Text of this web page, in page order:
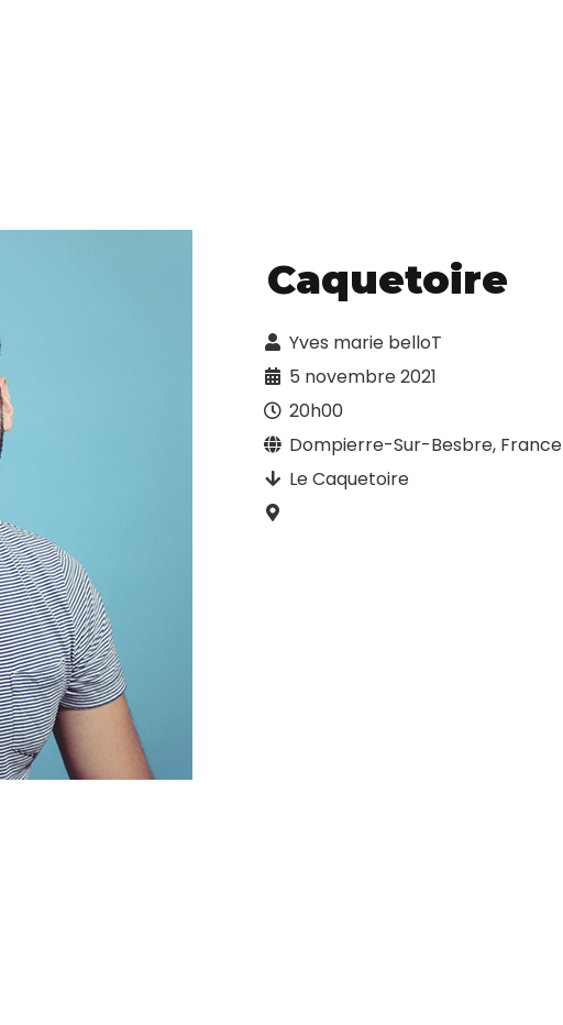
Caquetoire
Yves marie belloT
5 novembre 2021
20h00
Dompierre-Sur-Besbre, France
Le Caquetoire